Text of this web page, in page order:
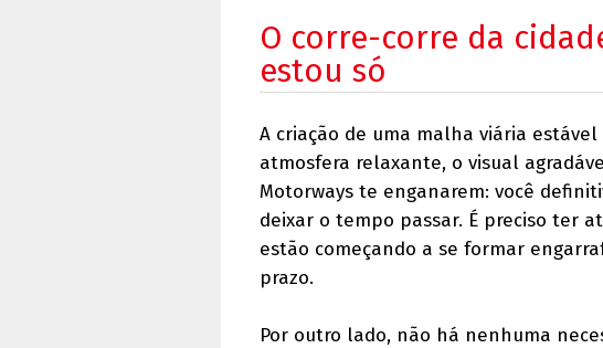
O corre-corre da
estou só
A criação de uma malha viária
atmosfera relaxante, o visual
Motorways te enganarem: você
deixar o tempo passar. É preciso ter
estão começando a se formar
prazo.
Por outro lado, não há nenhuma